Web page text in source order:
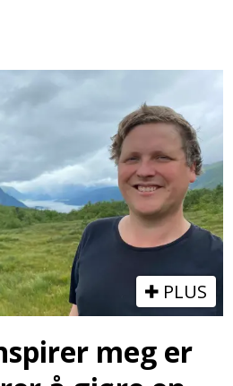
PLUS
meg er